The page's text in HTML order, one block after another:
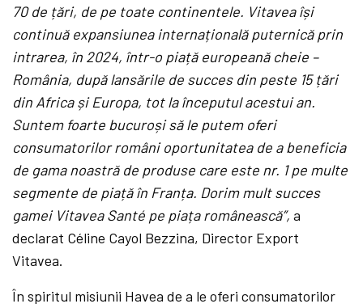
70 de țări, de pe toate continentele. Vitavea își
continuă expansiunea internațională puternică prin
intrarea, în 2024, într-o piață europeană cheie –
România, după lansările de succes din peste 15 țări
din Africa și Europa, tot la începutul acestui an.
Suntem foarte bucuroși să le putem oferi
consumatorilor români oportunitatea de a beneficia
de gama noastră de produse care este nr. 1 pe multe
segmente de piață în Franța. Dorim mult succes
gamei Vitavea Santé pe piața românească”,a
declarat Céline Cayol Bezzina, Director Export
Vitavea.
În spiritul misiunii Havea de a le oferi consumatorilor